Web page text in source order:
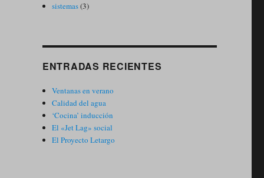
sistemas(3)
ENTRADAS RECIENTES
Ventanas en verano
Calidad del agua
‘Cocina’ inducción
El «Jet Lag» social
El Proyecto Letargo